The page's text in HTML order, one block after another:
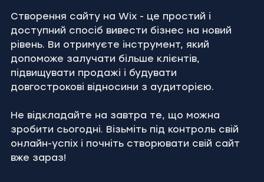
Створення сайту на Wix - це простий і
доступний спосіб вивести бізнес на новий
рівень. Ви отримуєте інструмент, який
допоможе залучати більше клієнтів,
підвищувати продажі і будувати
довгострокові відносини з аудиторією.
Не відкладайте на завтра те, що можна
зробити сьогодні. Візьміть під контроль свій
онлайн-успіх і почніть створювати свій сайт
вже зараз!